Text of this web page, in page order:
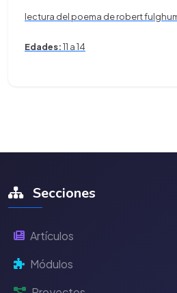
lectura del poema de robert
Edades:11 a 14
Secciones
Artículos
Módulos